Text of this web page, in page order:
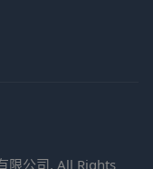
限公司. All Rights